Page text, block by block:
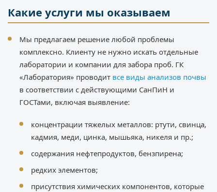
Какие услуги мы оказываем
Мы предлагаем решение любой проблемы
комплексно. Клиенту не нужно искать отдельные
лаборатории и компании для забора проб. ГК
«Лаборатория» проводит все виды анализов почвы
в соответствии с действующими СанПиН и
ГОСТами, включая выявление:
концентрации тяжелых металлов: ртути, свинца,
кадмия, меди, цинка, мышьяка, никеля и пр.;
содержания нефтепродуктов, бензпирена;
редких элементов;
присутствия химических компонентов, которые